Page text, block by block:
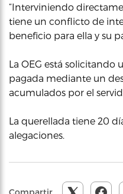
“Interviniendo
tiene un conflicto de
beneficio para ella y su
La OEG está solicitando
pagada mediante un
acumulados por el
La querellada tiene 20
alegaciones.
Compartir